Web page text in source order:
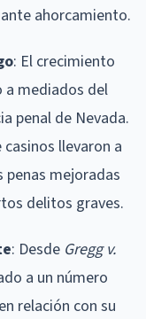
ahorcamiento.
: El crecimiento
a mediados del
penal de Nevada.
llevaron a
penas mejoradas
delitos graves.
: Desde Gregg v.
a un número
relación con su